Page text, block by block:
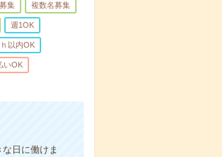
集 複数名募集
週1OK
以内OK
いOK
日に働けま